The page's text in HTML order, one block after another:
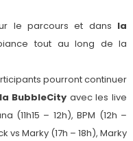
le parcours et dans la
tout au long de la
pourront continuer
BubbleCity avec les live
(11h15 – 12h), BPM (12h –
vs Marky (17h – 18h), Marky